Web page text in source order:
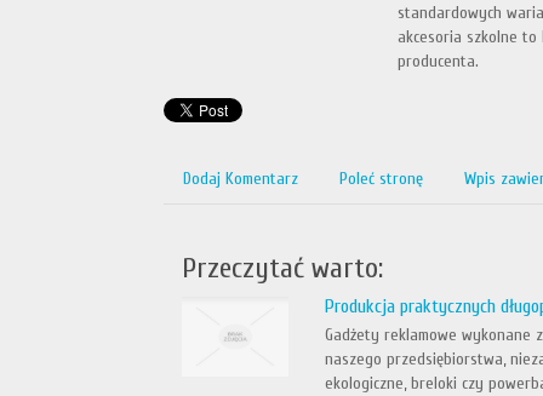
standardowych
akcesoria szkolne
producenta.
Dodaj Komentarz Poleć stronę Wpis
Przeczytać warto:
Produkcja praktycznych
Gadżety reklamowe wykonane
naszego przedsiębiorstwa,
ekologiczne, breloki czy